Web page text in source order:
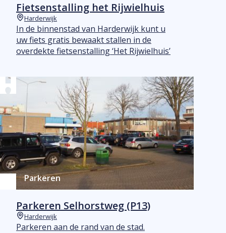
Fietsenstalling het Rijwielhuis
Plaats
Harderwijk
In de binnenstad van Harderwijk kunt u
uw fiets gratis bewaakt stallen in de
overdekte fietsenstalling ‘Het Rijwielhuis’
Parkeren
Parkeren Selhorstweg (P13)
Plaats
Harderwijk
Parkeren aan de rand van de stad.